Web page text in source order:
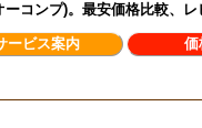
コンプ)。最安価格比較、
ービス案内 価